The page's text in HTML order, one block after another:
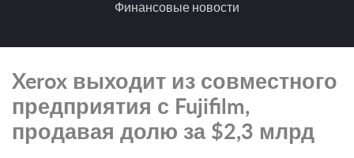
Финансовые новости
Xerox выходит из совместного
предприятия с Fujifilm,
продавая долю за $2,3 млрд